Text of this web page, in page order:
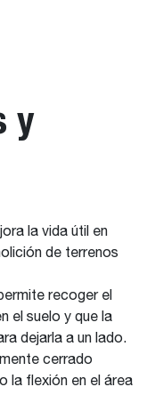
y
la vida útil en
de terrenos
recoger el
el suelo y que la
dejarla a un lado.
cerrado
la flexión en el área